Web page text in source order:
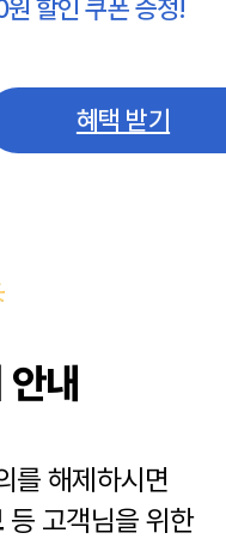
할인 쿠폰 증정!
혜택 받기
내
를 해제하시면
등 고객님을 위한